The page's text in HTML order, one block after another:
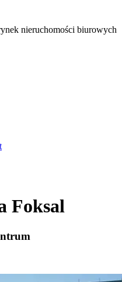
nieruchomości biurowych
Foksal